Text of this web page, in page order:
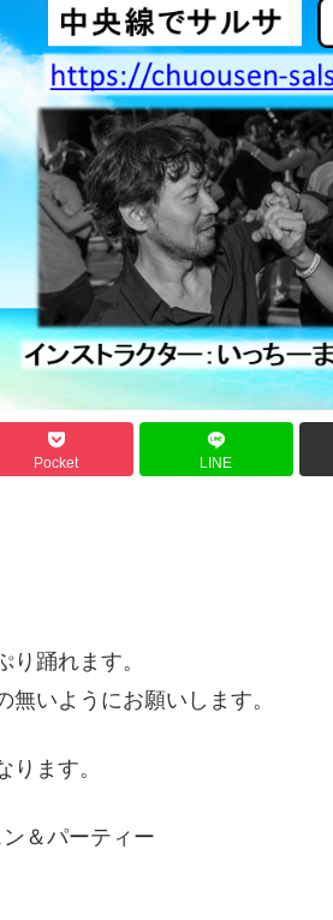
Pocket LINE
り踊れます。
無いようにお願いします。
ます。
＆パーティー